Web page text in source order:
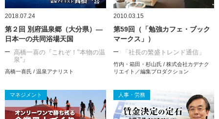
2018.07.24
第２回 別府温泉郷（大分県）―
日本一の共同浴場天国
高橋一喜の『これぞ！"本物の温
泉"』
高橋一喜氏 / 温泉アナリスト
2010.03.15
第59回（「勉強カフェ・ブック
マークス」）
「社長の繁盛トレンド通信」
竹内・箱田・杉山氏 / 株式会社カデナク
リエイト／編集プロダクション
マネジメント 人事・労務